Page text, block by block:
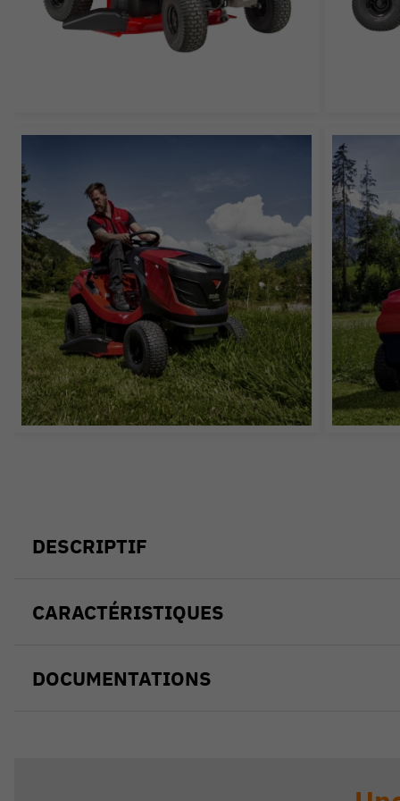
DESCRIPTIF
CARACTÉRISTIQUES
DOCUMENTATIONS